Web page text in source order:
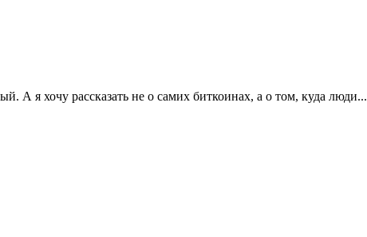
А я хочу рассказать не о самих биткоинах, а о том, куда люди...